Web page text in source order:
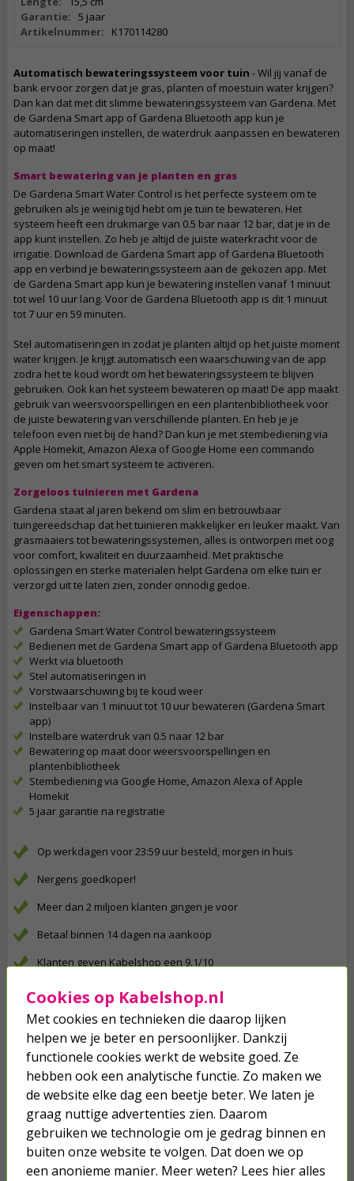
Garantie: 5 jaar
Artikelnummer:
K170114280
Automatisch bewateringssysteem voor tuin - Wil jij vanaf de
bank ervoor zorgen dat je gras, planten of moestuin water krijgen?
Dan kan dat met dit slimme bewateringssysteem van Gardena. Met
de Gardena Smart app of Gardena Bluetooth app kun je
automatiseringen instellen, de waterdruk aanpassen en bewateren
op maat!
Smart bewatering van je planten en gras
De Gardena Smart Water Control is het perfecte systeem om te
gebruiken als je weinig tijd hebt om je tuin te bewateren. Het
systeem heeft een drukmarge van 0.5 bar naar 12 bar, dat je in de
app kunt instellen. Zo heb je altijd de juiste waterkracht voor de
irrigatie. Download de Gardena Smart app of Gardena Bluetooth
app en verbind je bewateringssysteem aan de gekozen app. Met
de Gardena Smart app kun je bewatering instellen vanaf 1 minuut
tot wel 10 uur lang. Voor de Gardena Bluetooth app is dit 1 minuut
tot 7 uur en 59 minuten.
Stel automatiseringen in zodat je planten altijd op het juiste moment
water krijgen. Je krijgt automatisch een waarschuwing van de app
zodra het te koud wordt om het bewateringssysteem te blijven
gebruiken. Ook kan het systeem bewateren op maat! De app maakt
gebruik van weersvoorspellingen en een plantenbibliotheek voor
de juiste bewatering van verschillende planten. En heb je je
telefoon even niet bij de hand? Dan kun je met stembediening via
Apple Homekit, Amazon Alexa of Google Home een commando
geven om het smart systeem te activeren.
Zorgeloos tuinieren met Gardena
Gardena staat al jaren bekend om slim en betrouwbaar
tuingereedschap dat het tuinieren makkelijker en leuker maakt. Van
grasmaaiers tot bewateringssystemen, alles is ontworpen met oog
voor comfort, kwaliteit en duurzaamheid. Met praktische
oplossingen en sterke materialen helpt Gardena om elke tuin er
verzorgd uit te laten zien, zonder onnodig gedoe.
Eigenschappen:
Gardena Smart Water Control bewateringssysteem
Bedienen met de Gardena Smart app of Gardena Bluetooth app
Werkt via bluetooth
Stel automatiseringen in
Vorstwaarschuwing bij te koud weer
Instelbaar van 1 minuut tot 10 uur bewateren (Gardena Smart
app)
Instelbare waterdruk van 0.5 naar 12 bar
Bewatering op maat door weersvoorspellingen en
plantenbibliotheek
Stembediening via Google Home, Amazon Alexa of Apple
Homekit
5 jaar garantie na registratie
Op werkdagen voor 23:59 uur besteld, morgen in huis
Nergens goedkoper!
Meer dan 2 miljoen klanten gingen je voor
Betaal binnen 14 dagen na aankoop
Klanten geven Kabelshop een 9.1/10
Al 4 keer verkozen tot beste webwinkel
Anderen kochten ook...
Glasvezelkabel OS2 - SC/SC - 5
meter (Duplex, 9/125μm)
8,95
Waterverdeler | Gardena | 2-weg
(3/4’’, 1’’)
Cookies op Kabelshop.nl
Met cookies en technieken die daarop lijken
helpen we je beter en persoonlijker. Dankzij
functionele cookies werkt de website goed. Ze
hebben ook een analytische functie. Zo maken we
de website elke dag een beetje beter. We laten je
graag nuttige advertenties zien. Daarom
gebruiken we technologie om je gedrag binnen en
buiten onze website te volgen. Dat doen we op
een anonieme manier. Meer weten? Lees hier alles